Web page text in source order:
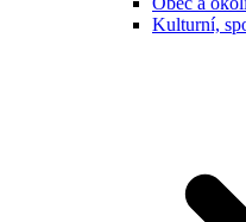
Kulturní,